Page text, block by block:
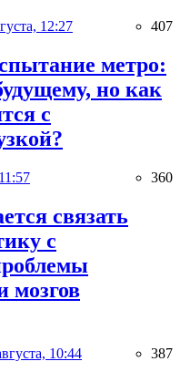
12:27 407
метро:
но как
с
360
связать
с
мозгов
10:44 387